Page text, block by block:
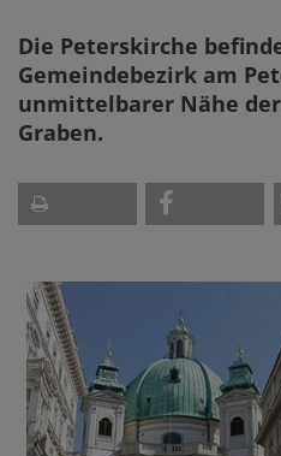
Die Peterskirche
Gemeindebezirk am
unmittelbarer Nähe der
Graben.